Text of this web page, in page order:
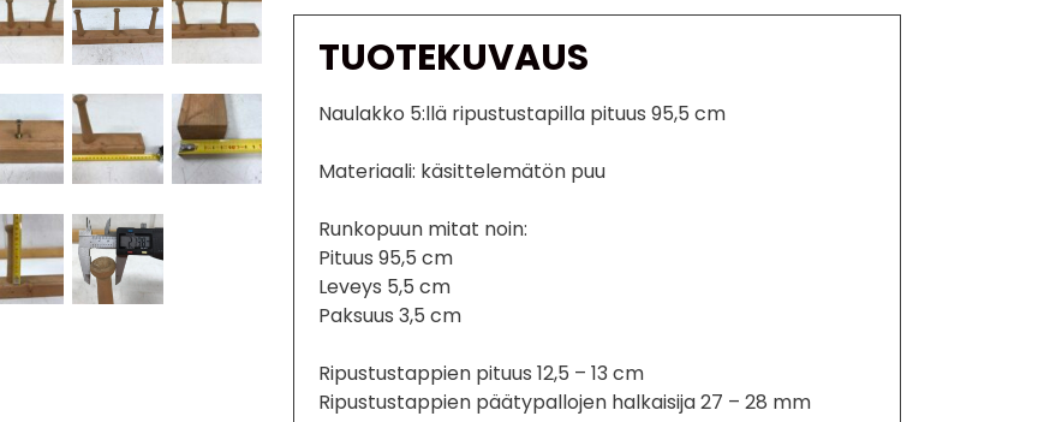
TUOTEKUVAUS
Naulakko 5:llä ripustustapilla pituus 95,5 cm
Materiaali: käsittelemätön puu
Runkopuun mitat noin:
Pituus 95,5 cm
Leveys 5,5 cm
Paksuus 3,5 cm
Ripustustappien pituus 12,5 – 13 cm
Ripustustappien päätypallojen halkaisija 27 – 28 mm